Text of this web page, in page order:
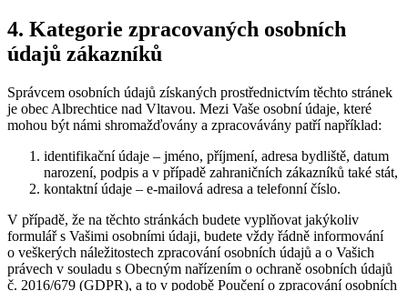
4. Kategorie zpracovaných osobních
údajů zákazníků
Správcem osobních údajů získaných prostřednictvím těchto stránek
je obec Albrechtice nad Vltavou. Mezi Vaše osobní údaje, které
mohou být námi shromažďovány a zpracovávány patří například:
identifikační údaje – jméno, příjmení, adresa bydliště, datum
narození, podpis a v případě zahraničních zákazníků také stát,
kontaktní údaje – e-mailová adresa a telefonní číslo.
V případě, že na těchto stránkách budete vyplňovat jakýkoliv
formulář s Vašimi osobními údaji, budete vždy řádně informování
o veškerých náležitostech zpracování osobních údajů a o Vašich
právech v souladu s Obecným nařízením o ochraně osobních údajů
č. 2016/679 (GDPR), a to v podobě Poučení o zpracování osobních